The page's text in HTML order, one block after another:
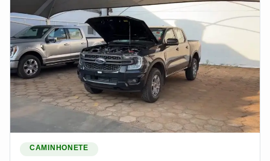
CAMINHONETE